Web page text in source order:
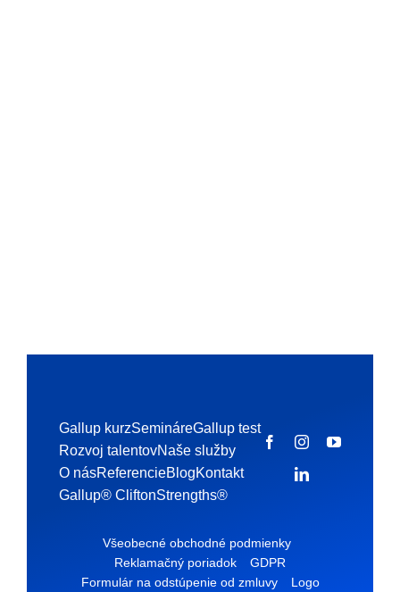
Gallup kurzSemináreGallup test
Rozvoj talentovNaše služby
O násReferencieBlogKontakt
Gallup® CliftonStrengths®
Všeobecné obchodné podmienky
Reklamačný poriadok
GDPR
Formulár na odstúpenie od zmluvy
Logo